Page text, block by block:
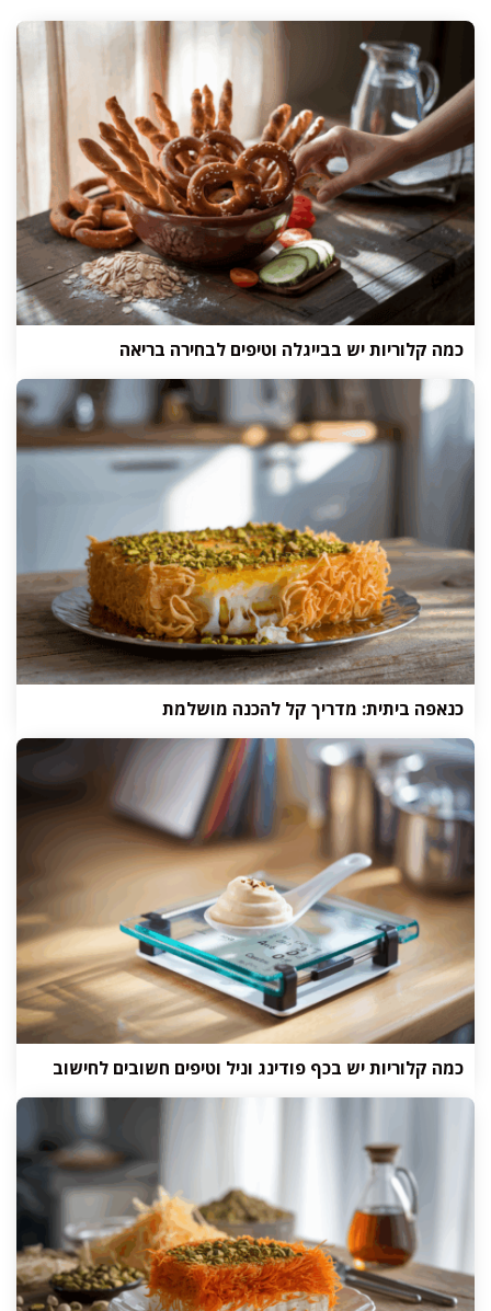
כמה קלוריות יש בבייגלה וטיפים לבחירה בריאה
כנאפה ביתית: מדריך קל להכנה מושלמת
כמה קלוריות יש בכף פודינג וניל וטיפים חשובים לחישוב